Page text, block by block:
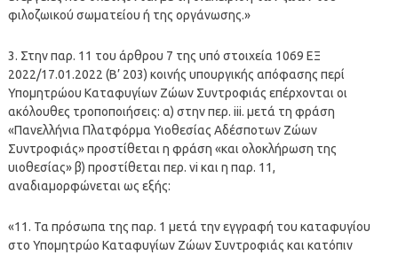
φιλοζωικού σωματείου ή της οργάνωσης.»
3. Στην παρ. 11 του άρθρου 7 της υπό στοιχεία 1069 ΕΞ
2022/17.01.2022 (Β’ 203) κοινής υπουργικής απόφασης περί
Υπομητρώου Καταφυγίων Ζώων Συντροφιάς επέρχονται οι
ακόλουθες τροποποιήσεις: α) στην περ. iii. μετά τη φράση
«Πανελλήνια Πλατφόρμα Υιοθεσίας Αδέσποτων Ζώων
Συντροφιάς» προστίθεται η φράση «και ολοκλήρωση της
υιοθεσίας» β) προστίθεται περ. vi και η παρ. 11,
αναδιαμορφώνεται ως εξής:
«11. Τα πρόσωπα της παρ. 1 μετά την εγγραφή του καταφυγίου
στο Υπομητρώο Καταφυγίων Ζώων Συντροφιάς και κατόπιν